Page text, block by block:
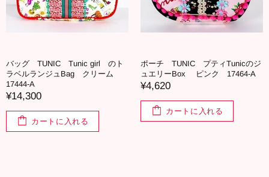
バッグ TUNIC Tunic girl のト
ラベルランジュBag クリーム
17444-A
¥14,300
カートに入れる
ポーチ TUNIC プティTunicのジ
ュエリーBox ピンク 17464-A
¥4,620
カートに入れる